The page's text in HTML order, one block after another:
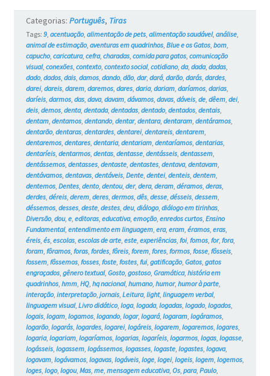
#761
Categorias: Português, Tiras
Tags: 9, acentuação, alimentação de pets, alimentação saudável, análise,
animal de estimação, aventuras em quadrinhos, Blue e os Gatos, bom,
capucho, caricatura, cefra, charadas, comida para gatos, comunicação
visual, conexões, contexto, contexto social, cotidiano, da, dada, dadas,
dado, dados, dais, damos, dando, dão, dar, dará, darão, darás, dardes,
darei, dareis, darem, daremos, dares, daria, dariam, daríamos, darias,
daríeis, darmos, das, dava, davam, dávamos, davas, dáveis, de, dêem, dei,
deis, demos, denta, dentada, dentadas, dentado, dentados, dentais,
dentam, dentamos, dentando, dentar, dentara, dentaram, dentáramos,
dentarão, dentaras, dentardes, dentarei, dentareis, dentarem,
dentaremos, dentares, dentaria, dentariam, dentaríamos, dentarias,
dentaríeis, dentarmos, dentas, dentasse, dentásseis, dentassem,
dentássemos, dentasses, dentaste, dentastes, dentava, dentavam,
dentávamos, dentavas, dentáveis, Dente, dentei, denteis, dentem,
dentemos, Dentes, dento, dentou, der, dera, deram, déramos, deras,
derdes, déreis, derem, deres, dermos, dês, desse, désseis, dessem,
déssemos, desses, deste, destes, deu, diálogo, diálogo em tirinhas,
Diversão, dou, e, editoras, educativa, emoção, enredos curtos, Ensino
Fundamental, entendimento em linguagem, era, eram, éramos, eras,
éreis, és, escolas, escolas de arte, este, experiências, foi, fomos, for, fora,
foram, fôramos, foras, fordes, fôreis, forem, fores, formos, fosse, fôsseis,
fossem, fôssemos, fosses, foste, fostes, fui, gatificação, Gatos, gatos
engraçados, gênero textual, Gosto, gostoso, Gramática, história em
quadrinhos, hmm, HQ, hq nacional, humano, humor, humor à parte,
interação, interpretação, jornais, Leitura, light, linguagem verbal,
linguagem visual, Livro didático, loga, logada, logadas, logado, logados,
logais, logam, logamos, logando, logar, logará, logaram, logáramos,
logarão, logarás, logardes, logarei, logáreis, logarem, logaremos, logares,
logaria, logariam, logaríamos, logarias, logaríeis, logarmos, logas, logasse,
logásseis, logassem, logássemos, logasses, logaste, logastes, logava,
logavam, logávamos, logavas, logáveis, loge, logei, logeis, logem, logemos,
loges, logo, logou, Mas, me, mensagem educativa, Os, para, Paulo,